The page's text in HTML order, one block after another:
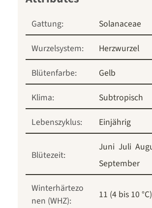
Gattung:
Solanaceae
Wurzelsystem:
Herzwurzel
Blütenfarbe:
Gelb
Klima:
Subtropisch
Lebenszyklus:
Einjährig
Blütezeit:
Juni Juli
September
Winterhärtezo
nen (WHZ):
11 (4 bis 10 °C)